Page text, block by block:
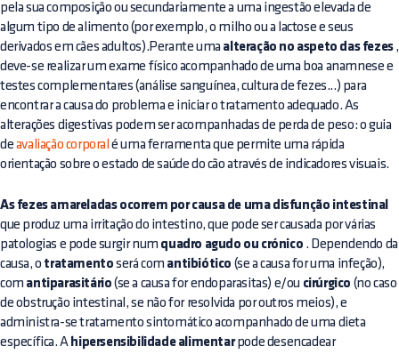
pela sua composição ou secundariamente a uma ingestão elevada de
algum tipo de alimento (por exemplo, o milho ou a lactose e seus
derivados em cães adultos).Perante uma alteração no aspeto das fezes,
deve-se realizar um exame físico acompanhado de uma boa anamnese e
testes complementares (análise sanguínea, cultura de fezes...) para
encontrar a causa do problema e iniciar o tratamento adequado. As
alterações digestivas podem ser acompanhadas de perda de peso: o guia
de avaliação corporal é uma ferramenta que permite uma rápida
orientação sobre o estado de saúde do cão através de indicadores visuais.
As fezes amareladas ocorrem por causa de uma disfunção intestinal
que produz uma irritação do intestino, que pode ser causada por várias
patologias e pode surgir num quadro agudo ou crónico . Dependendo da
causa, o tratamento será com antibiótico (se a causa for uma infeção),
com antiparasitário (se a causa for endoparasitas) e/ou cirúrgico (no caso
de obstrução intestinal, se não for resolvida por outros meios), e
administra-se tratamento sintomático acompanhado de uma dieta
específica. A hipersensibilidade alimentarpode desencadear